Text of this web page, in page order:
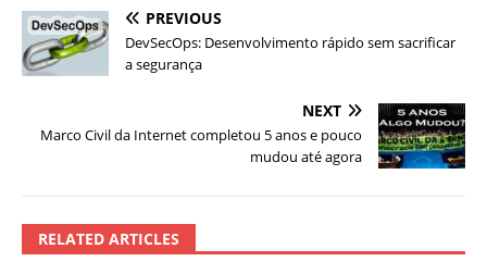
PREVIOUS
DevSecOps: Desenvolvimento rápido sem sacrificar
a segurança
NEXT
Marco Civil da Internet completou 5 anos e pouco
mudou até agora
RELATED ARTICLES